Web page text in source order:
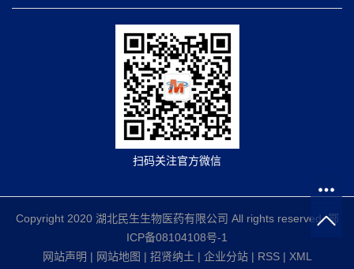
扫码关注官方微信
Copyright 2020 湖北民生生物医药有限公司 All rights reserved.鄂
ICP备08104108号-1
网站声明 | 网站地图 | 招贤纳土 | 企业分站| RSS| XML